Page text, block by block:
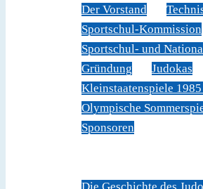
Der Vorstand
Sportschul-Kommission
Sportschul- und
Gründung
Judokas
Kleinstaatenspiele
Olympische
Sponsoren